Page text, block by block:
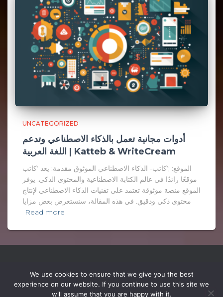
UNCATEGORIZED
أدوات مجانية تعمل بالذكاء الاصطناعي وتدعم
اللغة العربية | Katteb & WriteCream
الموقع: ;’كاتب- الذكاء الاصطناعي الموثوق مقدمة: يعد ‘كاتب
موقعًا رائدًا في عالم الكتابة الاصطناعية والمحتوى الذكي. يوفر
الموقع منصة موثوقة تعتمد على تقنيات الذكاء الاصطناعي لإنتاج
محتوى ذكي ودقيق. في هذه المقالة، سنستعرض بعض مزايا
Read more
We use cookies to ensure that we give you the best
experience on our website. If you continue to use this site we
will assume that you are happy with it.